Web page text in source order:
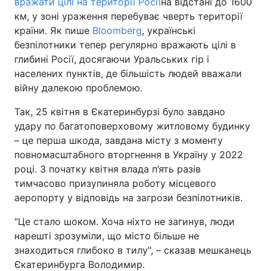
Україна Політика
Економіка Світ
Спорт Наука
Техно і зв'язок
Зброя Інциденти
Здоров'я Туризм
Цікавинки Погода
Екологія Регіони
Відео з Youtube Статті
км, у зоні ураження перебуває чверть території
країни. Як пише Bloomberg, українські
безпілотники тепер регулярно вражають цілі в
глибині Росії, досягаючи Уральських гір і
населених пунктів, де більшість людей вважали
війну далекою проблемою.
Так, 25 квітня в Єкатеринбурзі було завдано
удару по багатоповерховому житловому будинку
– це перша шкода, завдана місту з моменту
повномасштабного вторгнення в Україну у 2022
році. З початку квітня влада п’ять разів
тимчасово призупиняла роботу місцевого
аеропорту у відповідь на загрози безпілотників.
"Це стало шоком. Хоча ніхто не загинув, люди
нарешті зрозуміли, що місто більше не
знаходиться глибоко в тилу", – сказав мешканець
Єкатеринбурга Володимир.